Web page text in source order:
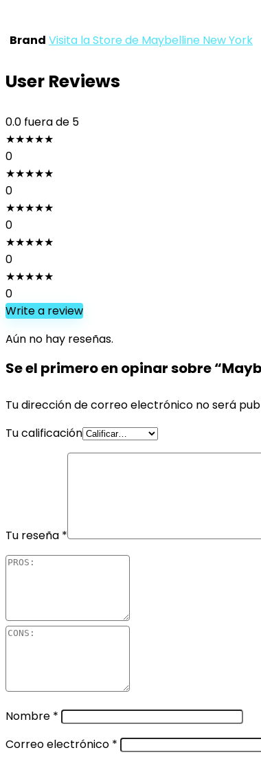
Brand Visita la Store de Maybelline New York
User Reviews
0.0 fuera de 5
★★★★★
0
★★★★★
0
★★★★★
0
★★★★★
0
★★★★★
0
Write a review
Aún no hay reseñas.
Se el primero en opinar sobre
Tu dirección de correo electrónico no será
Tu calificación
Tu reseña *
Nombre *
Correo electrónico *